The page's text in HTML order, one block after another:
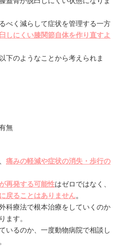
べく減らして症状を管理する一方
しにくい膝関節自体を作り直すよ
下のようなことから考えられま
無
痛みの軽減や症状の消失・歩行の
再発する可能性はゼロではなく、
戻ることはありません。
科療法で根本治療をしていくのか
ます。
いるのか、一度動物病院で相談し